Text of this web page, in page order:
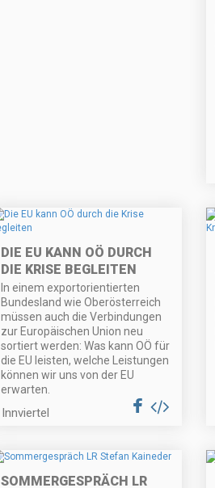
DIE EU KANN OÖ DURCH
DIE KRISE BEGLEITEN
In einem exportorientierten
Bundesland wie Oberösterreich
müssen auch die Verbindungen
zur Europäischen Union neu
sortiert werden: Was kann OÖ für
die EU leisten, welche Leistungen
können wir uns von der EU
erwarten.
Innviertel
SOMMERGESPRÄCH LR